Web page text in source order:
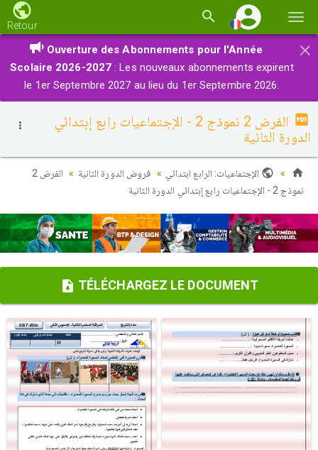
la
Retour
×
Ouverture des Abonnements pour l'Année
Scolaire 2026-2027 : Les nouveaux abonnements expirent
le 1er Septembre 2027 au lieu du 1er Septembre 2026.
الفرض 2 نموذج 2 - الإجتماعيات رابع إبتدائي
الدورة الثانية
الإجتماعيات: الرابع ابتدائي فروض الدورة الثانية
الفرض 2
نموذج 2 - الإجتماعيات رابع إبتدائي الدورة الثانية
TÉLÉCHARGEZ LE DOCUMENT